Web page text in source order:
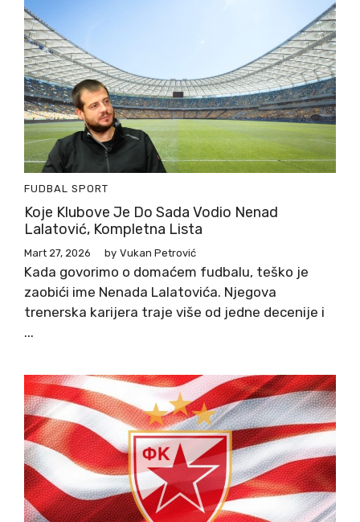
FUDBAL SPORT
Koje Klubove Je Do Sada Vodio Nenad
Lalatović, Kompletna Lista
Mart 27, 2026 by Vukan Petrović
Kada govorimo o domaćem fudbalu, teško je
zaobići ime Nenada Lalatovića. Njegova
trenerska karijera traje više od jedne decenije i
...